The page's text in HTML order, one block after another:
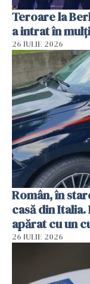
Teroare la
a intrat în
26 IULIE 2026
Român, în
casă din
apărat cu un
26 IULIE 2026